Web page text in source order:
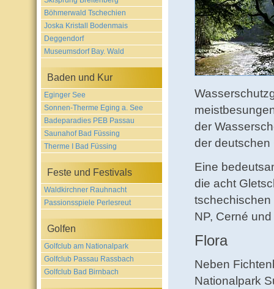
Böhmerwald Tschechien
Joska Kristall Bodenmais
Deggendorf
Museumsdorf Bay. Wald
Baden und Kur
Eginger See
Sonnen-Therme Eging a. See
Badeparadies PEB Passau
Saunahof Bad Füssing
Therme I Bad Füssing
Feste und Festivals
Waldkirchner Rauhnacht
Passionsspiele Perlesreut
Golfen
Golfclub am Nationalpark
Golfclub Passau Rassbach
Golfclub Bad Birnbach
der
der deutschen
Eine
die acht
tschechischen
NP, Cerné
Flora
Neben
Nationalpark